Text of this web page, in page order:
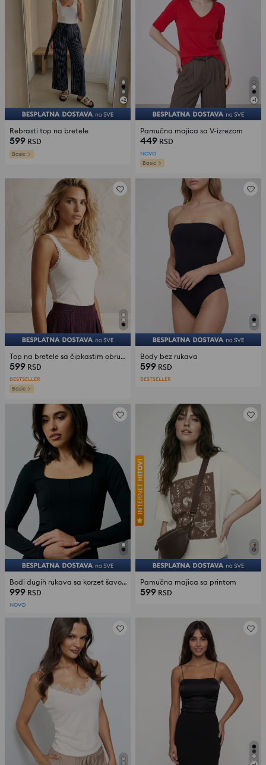
+2
Rebrasti top na bretele
599 RSD
Basic
+1
Pamučna majica sa V-izrezom
449 RSD
NOVO
Basic
Top na bretele sa čipkastim obrubom
599 RSD
BESTSELLER
Basic
Body bez rukava
599 RSD
BESTSELLER
Bodi dugih rukava sa korzet šavovima
999 RSD
NOVO
Pamučna majica sa printom
599 RSD